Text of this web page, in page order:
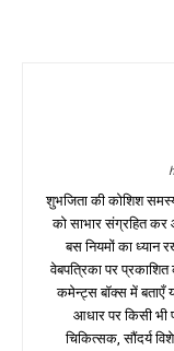
शुभजिता की कोशिश
को साभार संग्रहित
बस नियमों का
वेबपत्रिका पर
कमेन्ट्स बॉक्स में
आधार पर किसी भी
चिकित्सक, सौंदर्य